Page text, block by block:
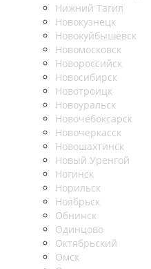
Нижний Тагил
Новокузнецк
Новокуйбышевск
Новомосковск
Новороссийск
Новосибирск
Новотроицк
Новоуральск
Новочебоксарск
Новочеркасск
Новошахтинск
Новый Уренгой
Ногинск
Норильск
Ноябрьск
Обнинск
Одинцово
Октябрьский
Омск